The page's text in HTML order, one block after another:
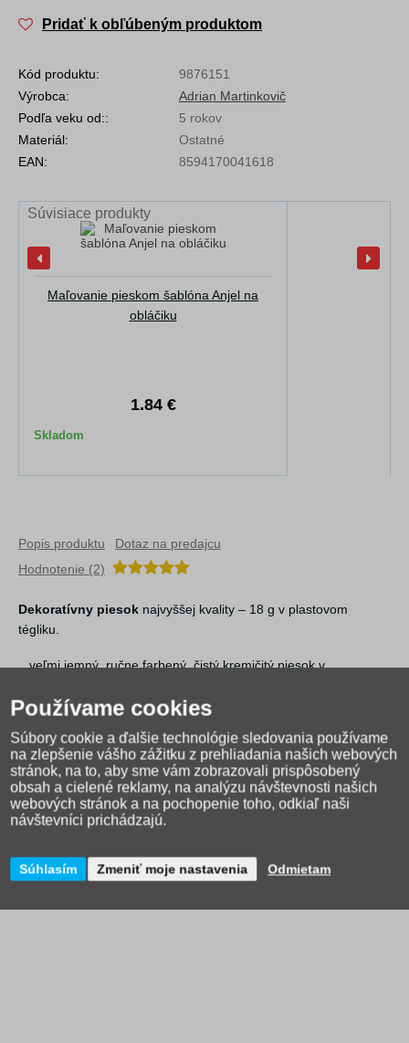
Pridať k obľúbeným produktom
Kód produktu:
9876151
Výrobca:
Adrian Martinkovič
Podľa veku od::
5 rokov
Materiál:
Ostatné
EAN:
8594170041618
Súvisiace produkty
Maľovanie pieskom šablóna Anjel na
obláčiku
1.84 €
Skladom
Popis produktu
Dotaz na predajcu
Hodnotenie (2)
Dekoratívny piesok najvyššej kvality – 18 g v plastovom
tégliku.
veľmi jemný, ručne farbený, čistý kremičitý piesok v
piesok nezostáva na prstoch a krásne sa sype
farba: zeleň papraďová
zrnitosť: 0,03-0,05
Výrobca: Adrian Martinkovič
Výrobok nie je hračka, ale výtvarná potreba.
Používame cookies
Súbory cookie a ďalšie technológie sledovania používame
na zlepšenie vášho zážitku z prehliadania našich webových
stránok, na to, aby sme vám zobrazovali prispôsobený
obsah a cielené reklamy, na analýzu návštevnosti našich
webových stránok a na pochopenie toho, odkiaľ naši
návštevníci prichádzajú.
Súhlasím Zmeniť moje nastavenia Odmietam